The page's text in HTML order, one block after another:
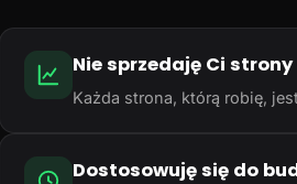
Nie sprzedaję Ci
Każda strona, którą robię,
Dostosowuję się do